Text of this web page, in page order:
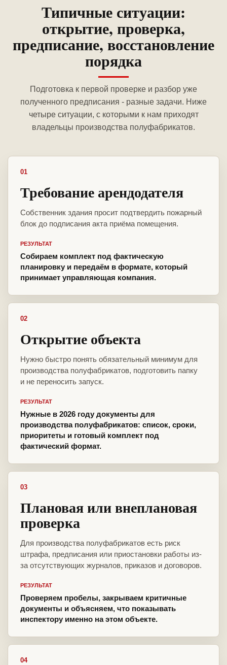
Типичные ситуации:
открытие, проверка,
предписание, восстановление
порядка
Подготовка к первой проверке и разбор уже
полученного предписания - разные задачи. Ниже
четыре ситуации, с которыми к нам приходят
владельцы производства полуфабрикатов.
01
Требование арендодателя
Собственник здания просит подтвердить пожарный
блок до подписания акта приёма помещения.
РЕЗУЛЬТАТ
Собираем комплект под фактическую
планировку и передаём в формате, который
принимает управляющая компания.
02
Открытие объекта
Нужно быстро понять обязательный минимум для
производства полуфабрикатов, подготовить папку
и не переносить запуск.
РЕЗУЛЬТАТ
Нужные в 2026 году документы для
производства полуфабрикатов: список, сроки,
приоритеты и готовый комплект под
фактический формат.
03
Плановая или внеплановая
проверка
Для производства полуфабрикатов есть риск
штрафа, предписания или приостановки работы из-
за отсутствующих журналов, приказов и договоров.
РЕЗУЛЬТАТ
Проверяем пробелы, закрываем критичные
документы и объясняем, что показывать
инспектору именно на этом объекте.
04